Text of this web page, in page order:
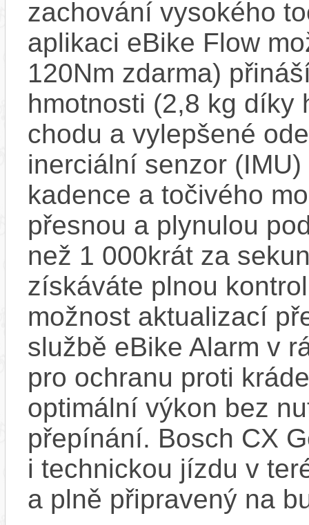
zachování vysokého
aplikaci eBike Flow
120Nm zdarma)
hmotnosti (2,8 kg díky
chodu a vylepšené
inerciální senzor
kadence a točivého
přesnou a plynulou
než 1 000krát za
získáváte plnou
možnost aktualizací
službě eBike Alarm v
pro ochranu proti
optimální výkon bez
přepínání. Bosch CX
i technickou jízdu v
a plně připravený na